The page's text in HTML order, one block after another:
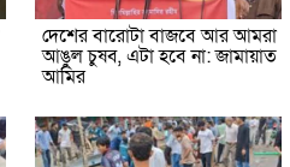
দেশের বারোটা বাজবে আর আমরা
আঙুল চুষব, এটা হবে না: জামায়াত
আমির